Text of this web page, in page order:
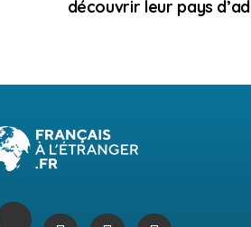
découvrir leur pays